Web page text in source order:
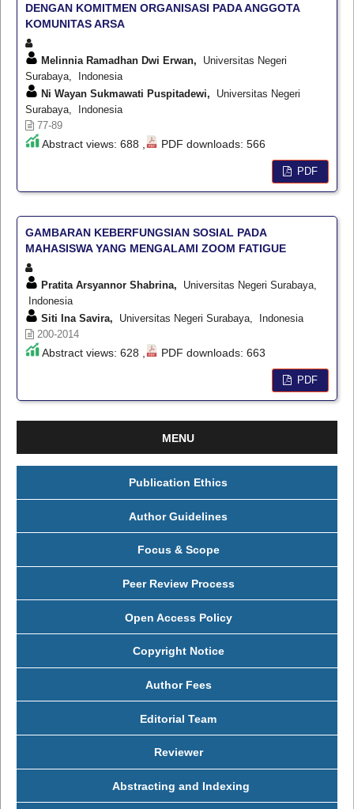
DENGAN KOMITMEN ORGANISASI PADA ANGGOTA
KOMUNITAS ARSA
Melinnia Ramadhan Dwi Erwan, Universitas Negeri
Surabaya, Indonesia
Ni Wayan Sukmawati Puspitadewi, Universitas Negeri
Surabaya, Indonesia
77-89
Abstract views: 688 , PDF downloads: 566
PDF
GAMBARAN KEBERFUNGSIAN SOSIAL PADA
MAHASISWA YANG MENGALAMI ZOOM FATIGUE
Pratita Arsyannor Shabrina, Universitas Negeri Surabaya,
Indonesia
Siti Ina Savira, Universitas Negeri Surabaya, Indonesia
200-2014
Abstract views: 628 , PDF downloads: 663
PDF
MENU
Publication Ethics
Author Guidelines
Focus & Scope
Peer Review Process
Open Access Policy
Copyright Notice
Author Fees
Editorial Team
Reviewer
Abstracting and Indexing